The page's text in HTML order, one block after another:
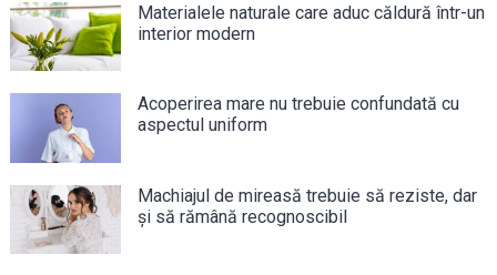
Materialele naturale care aduc căldură într-un
interior modern
Acoperirea mare nu trebuie confundată cu
aspectul uniform
Machiajul de mireasă trebuie să reziste, dar
și să rămână recognoscibil